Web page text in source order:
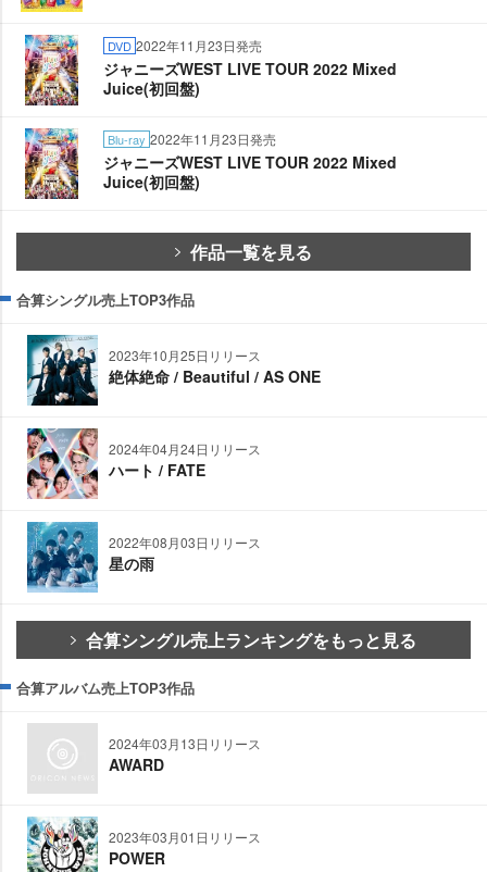
DVD 2022年11月23日発売
ジャニーズWEST LIVE TOUR 2022 Mixed
Juice(初回盤)
Blu-ray 2022年11月23日発売
ジャニーズWEST LIVE TOUR 2022 Mixed
Juice(初回盤)
作品一覧を見る
合算シングル売上TOP3作品
2023年10月25日リリース
絶体絶命 / Beautiful / AS ONE
2024年04月24日リリース
ハート / FATE
2022年08月03日リリース
星の雨
合算シングル売上ランキングをもっと見る
合算アルバム売上TOP3作品
2024年03月13日リリース
AWARD
2023年03月01日リリース
POWER